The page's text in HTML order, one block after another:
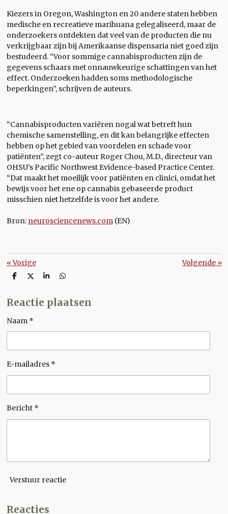
Kiezers in Oregon, Washington en 20 andere staten hebben
medische en recreatieve marihuana gelegaliseerd, maar de
onderzoekers ontdekten dat veel van de producten die nu
verkrijgbaar zijn bij Amerikaanse dispensaria niet goed zijn
bestudeerd. “Voor sommige cannabisproducten zijn de
gegevens schaars met onnauwkeurige schattingen van het
effect. Onderzoeken hadden soms methodologische
beperkingen”, schrijven de auteurs.
“Cannabisproducten variëren nogal wat betreft hun
chemische samenstelling, en dit kan belangrijke effecten
hebben op het gebied van voordelen en schade voor
patiënten”, zegt co-auteur Roger Chou, M.D., directeur van
OHSU’s Pacific Northwest Evidence-based Practice Center.
“Dat maakt het moeilijk voor patiënten en clinici, omdat het
bewijs voor het ene op cannabis gebaseerde product
misschien niet hetzelfde is voor het andere.
Bron: neurosciencenews.com(EN)
«Vorige Volgende»
D
e
n
D
l
S
r
e
D
e
n
Reactie plaatsen
Naam *
E-mailadres *
Bericht *
Verstuur reactie
Reacties